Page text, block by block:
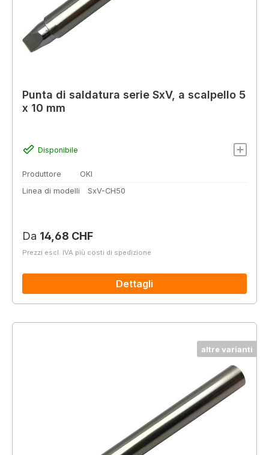
Punta di saldatura serie SxV, a scalpello 5
x 10 mm
Disponibile
Produttore
OKI
Linea di modelli
SxV-CH50
Prezzo normale:
Da 14,68 CHF
Prezzi escl. IVA più costi di spedizione
Dettagli
altre varianti